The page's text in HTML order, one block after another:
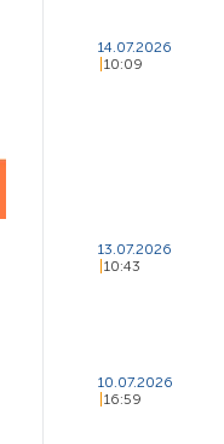
14.07.2026
10:09
13.07.2026
10:43
10.07.2026
16:59